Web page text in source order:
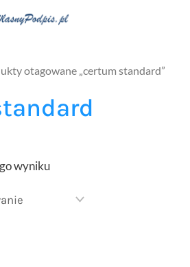
otagowane „certum standard”
wyniku